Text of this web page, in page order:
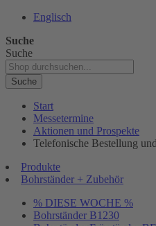
Englisch
Suche
Suche
Suche
Start
Messetermine
Aktionen und Prospekte
Telefonische Bestellung
Produkte
Bohrständer + Zubehör
% DIESE WOCHE %
Bohrständer B1230